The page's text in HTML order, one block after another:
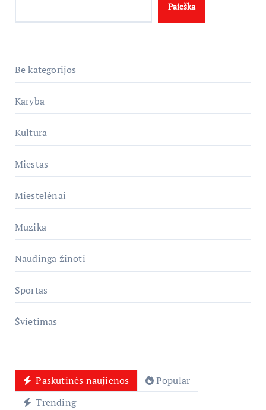
Paieška
Be kategorijos
Karyba
Kultūra
Miestas
Miestelėnai
Muzika
Naudinga žinoti
Sportas
Švietimas
Paskutinės naujienos
Popular
Trending